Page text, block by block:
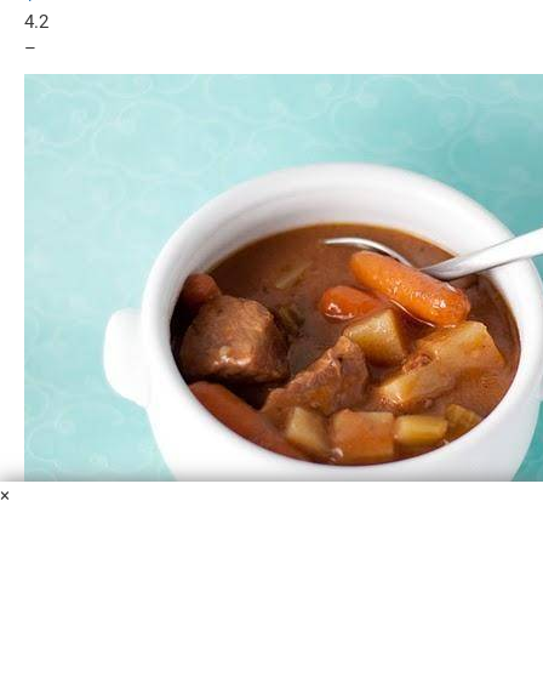
4.2
–
×